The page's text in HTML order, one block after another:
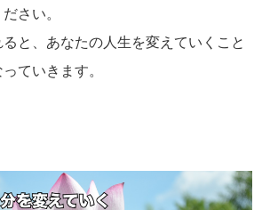
さい。
と、あなたの人生を変えていくこと
ていきます。